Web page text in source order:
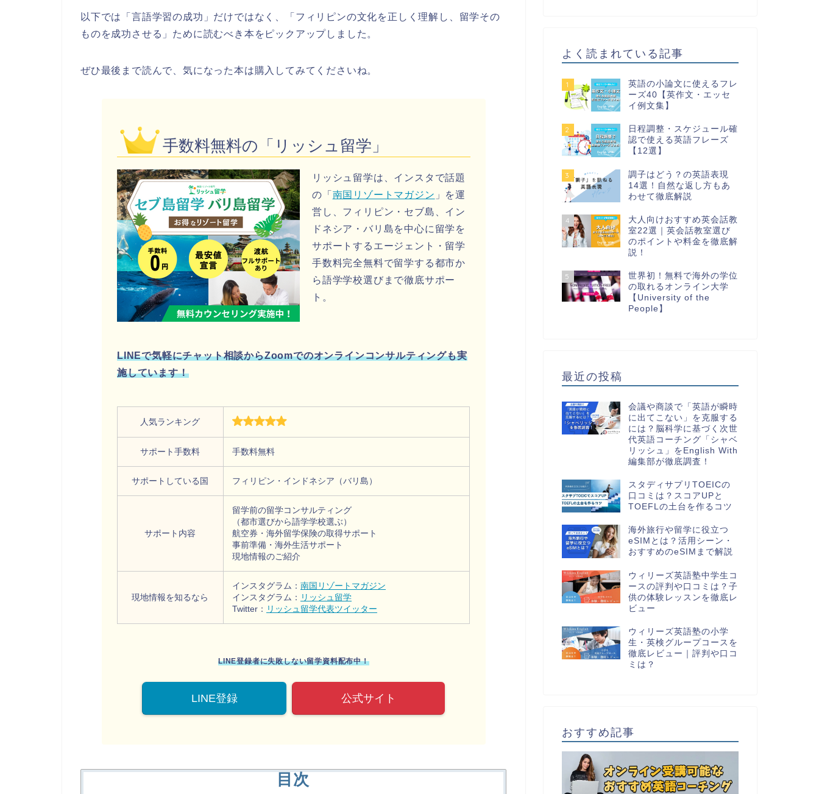
以下では「言語学習の成功」だけではなく、「フィリピンの文化を正しく理解し、留学その
ものを成功させる」ために読むべき本をピックアップしました。
ぜひ最後まで読んで、気になった本は購入してみてくださいね。
手数料無料の「リッシュ留学」
リッシュ留学は、インスタで話題
の「 南国リゾートマガジン 」を運
営し、フィリピン・セブ島、イン
ドネシア・バリ島を中心に留学を
サポートするエージェント・留学
手数料完全無料で留学する都市か
ら語学学校選びまで徹底サポー
ト。
LINEで気軽にチャット相談からZoomでのオンラインコンサルティングも実
施しています！
人気ランキング
サポート手数料 手数料無料
サポートしている国 フィリピン・インドネシア（バリ島）
サポート内容
留学前の留学コンサルティング
（都市選びから語学学校選ぶ）
航空券・海外留学保険の取得サポート
事前準備・海外生活サポート
現地情報のご紹介
現地情報を知るなら
インスタグラム： 南国リゾートマガジン
インスタグラム： リッシュ留学
Twitter： リッシュ留学代表ツイッター
LINE登録者に失敗しない留学資料配布中！
LINE登録 公式サイト
目次
よく読まれている記事
1
英語の小論文に使えるフレ
ーズ40【英作文・エッセ
イ例文集】
2
日程調整・スケジュール確
認で使える英語フレーズ
【12選】
3
調子はどう？の英語表現
14選！自然な返し方もあ
わせて徹底解説
4
大人向けおすすめ英会話教
室22選｜英会話教室選び
のポイントや料金を徹底解
説！
5
世界初！無料で海外の学位
の取れるオンライン大学
【University of the
People】
最近の投稿
会議や商談で「英語が瞬時
に出てこない」を克服する
には？脳科学に基づく次世
代英語コーチング「シャベ
リッシュ」をEnglish With
編集部が徹底調査！
スタディサプリTOEICの
口コミは？スコアUPと
TOEFLの土台を作るコツ
海外旅行や留学に役立つ
eSIMとは？活用シーン・
おすすめのeSIMまで解説
ウィリーズ英語塾中学生コ
ースの評判や口コミは？子
供の体験レッスンを徹底レ
ビュー
ウィリーズ英語塾の小学
生・英検グループコースを
徹底レビュー｜評判や口コ
ミは？
おすすめ記事